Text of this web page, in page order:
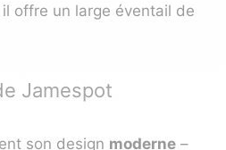
offre un large éventail de
Jamespot
son design moderne –